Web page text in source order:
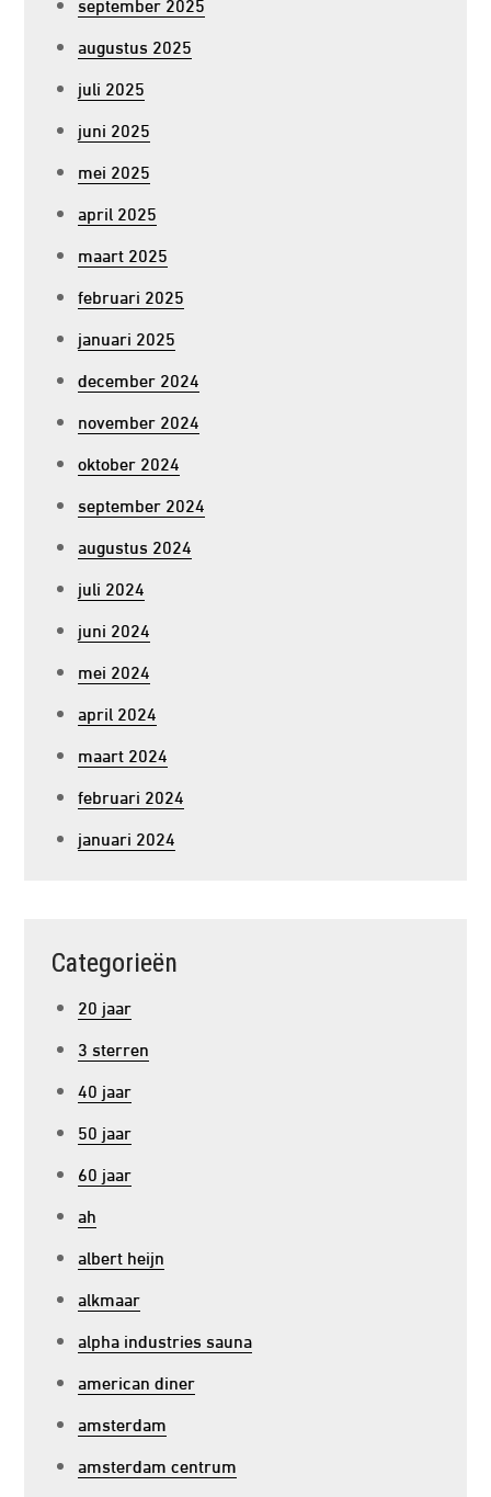
augustus 2025
juli 2025
juni 2025
mei 2025
april 2025
maart 2025
februari 2025
januari 2025
december 2024
november 2024
oktober 2024
september 2024
augustus 2024
juli 2024
juni 2024
mei 2024
april 2024
maart 2024
februari 2024
januari 2024
Categorieën
20 jaar
3 sterren
40 jaar
50 jaar
60 jaar
ah
albert heijn
alkmaar
alpha industries sauna
american diner
amsterdam
amsterdam centrum